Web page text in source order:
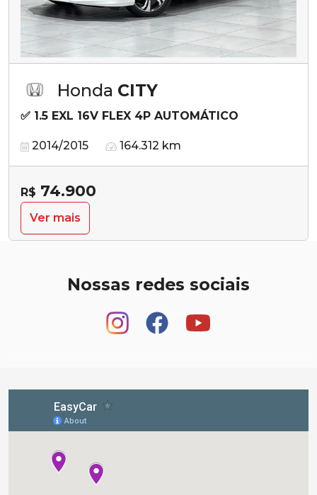
Honda CITY
✅ 1.5 EXL 16V FLEX 4P AUTOMÁTICO
2014/2015 164.312 km
R$ 74.900
Ver mais
Nossas redes sociais